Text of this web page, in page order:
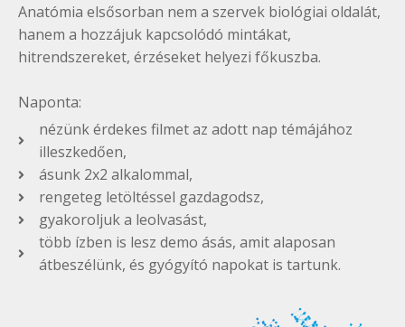
Anatómia elsősorban nem a szervek biológiai oldalát,
hanem a hozzájuk kapcsolódó mintákat,
hitrendszereket, érzéseket helyezi főkuszba.
Naponta:
nézünk érdekes filmet az adott nap témájához
illeszkedően,
ásunk 2x2 alkalommal,
rengeteg letöltéssel gazdagodsz,
gyakoroljuk a leolvasást,
több ízben is lesz demo ásás, amit alaposan
átbeszélünk, és gyógyító napokat is tartunk.